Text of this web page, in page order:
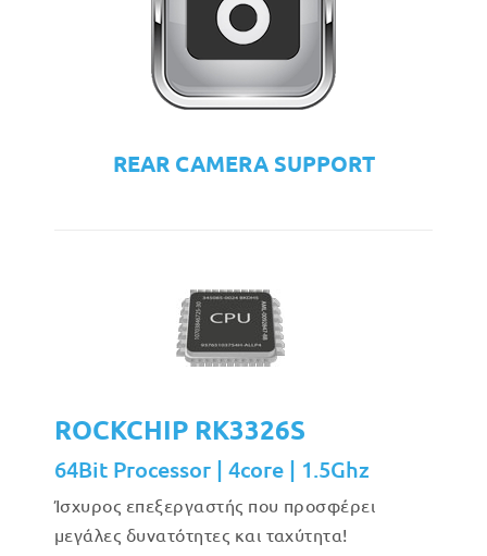
REAR CAMERA SUPPORT
ROCKCHIP RK3326S
64Bit Processor | 4core | 1.5Ghz
Ίσχυρος επεξεργαστής που προσφέρει
μεγάλες δυνατότητες και ταχύτητα!